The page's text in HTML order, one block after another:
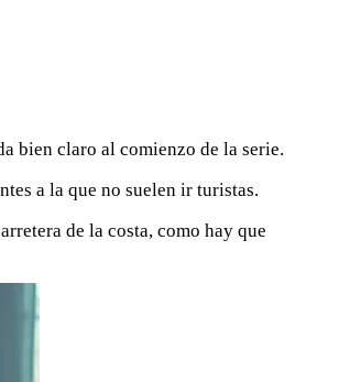
bien claro al comienzo de la serie.
a la que no suelen ir turistas.
de la costa, como hay que